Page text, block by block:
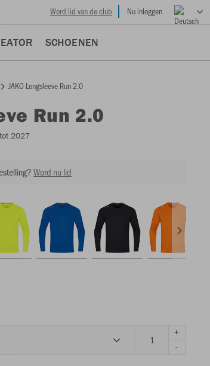
Word lid van de club Nu inloggen
SCHOENEN
JAKO Longsleeve Run 2.0
Run 2.0
2027
Word nu lid
+
-